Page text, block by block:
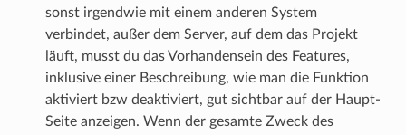
sonst irgendwie mit einem anderen System
verbindet, außer dem Server, auf dem das Projekt
läuft, musst du das Vorhandensein des Features,
inklusive einer Beschreibung, wie man die Funktion
aktiviert bzw deaktiviert, gut sichtbar auf der Haupt-
Seite anzeigen. Wenn der gesamte Zweck des